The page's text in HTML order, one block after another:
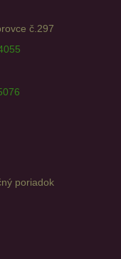
č.297
poriadok